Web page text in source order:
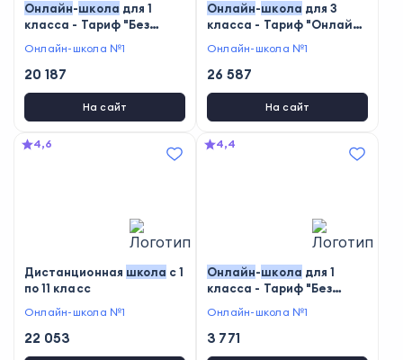
Онлайн-школа для 1
класса - Тариф "Без
зачисления"
Онлайн-школа №1
20 187
На сайт
Онлайн-школа для 3
класса - Тариф "Онлайн-
школа"
Онлайн-школа №1
26 587
На сайт
4,6
Дистанционная школа с 1
по 11 класс
Онлайн-школа №1
22 053
4,4
Онлайн-школа для 1
класса - Тариф "Без
Онлайн-школа №1
3 771